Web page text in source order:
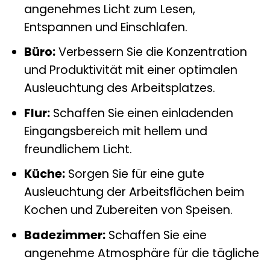
angenehmes Licht zum Lesen,
Entspannen und Einschlafen.
Büro:Verbessern Sie die Konzentration
und Produktivität mit einer optimalen
Ausleuchtung des Arbeitsplatzes.
Flur:Schaffen Sie einen einladenden
Eingangsbereich mit hellem und
freundlichem Licht.
Küche:Sorgen Sie für eine gute
Ausleuchtung der Arbeitsflächen beim
Kochen und Zubereiten von Speisen.
Badezimmer:Schaffen Sie eine
angenehme Atmosphäre für die tägliche